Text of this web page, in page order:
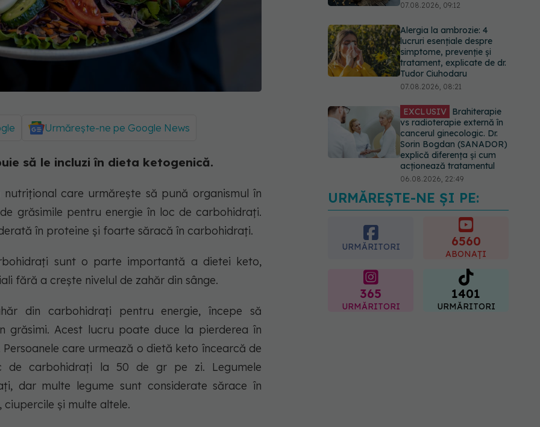
Urmărește-ne pe Google News
să le incluzi în dieta ketogenică.
care urmărește să pună organismul în
grăsimile pentru energie în loc de carbohidrați.
în proteine ​​și foarte săracă în carbohidrați.
sunt o parte importantă a dietei keto,
fără a crește nivelul de zahăr din sânge.
din carbohidrați pentru energie, începe să
grăsimi. Acest lucru poate duce la pierderea în
care urmează o dietă keto încearcă de
de carbohidrați la 50 de gr pe zi. Legumele
dar multe legume sunt considerate sărace în
și multe altele.
07.08.2026, 09:12
Alergia la ambrozie: 4
lucruri esențiale despre
simptome, prevenție și
tratament, explicate de dr.
Tudor Ciuhodaru
07.08.2026, 08:21
EXCLUSIV Brahiterapie
vs radioterapie externă în
cancerul ginecologic. Dr.
Sorin Bogdan (SANADOR)
explică diferența și cum
acționează tratamentul
06.08.2026, 22:49
Ashwagandha: 4 efecte
adverse potențial grave
URMĂREȘTE-NE ȘI PE:
URMĂRITORI 6560
ABONAȚI
365
URMĂRITORI
1401
URMĂRITORI